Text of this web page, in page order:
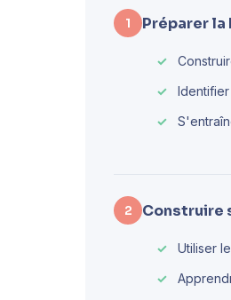
1 Préparer
2 Construire
Utiliser